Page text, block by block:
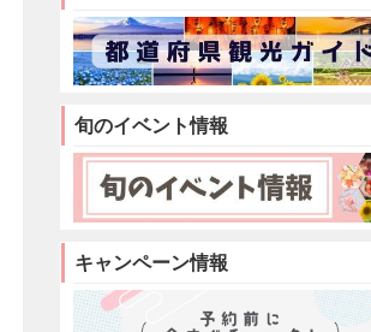
旬のイベント情報
キャンペーン情報